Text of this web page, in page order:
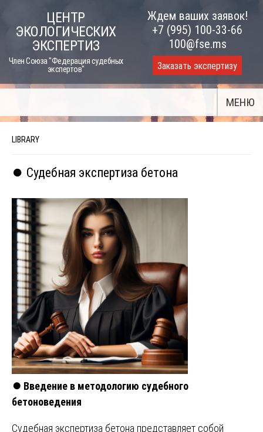
content
ЦЕНТР
ЭКОЛОГИЧЕСКИХ
ЭКСПЕРТИЗ
Член Союза "Федерация судебных
экспертов"
Ждем ваших заявок!
+7 (995) 100-33-66
100@fse.ms
Заказать экспертизу
МЕНЮ
LIBRARY
⏺️ Судебная экспертиза бетона
⏺️ Введение в методологию судебного
бетоноведения
Судебная экспертиза бетона представляет собой